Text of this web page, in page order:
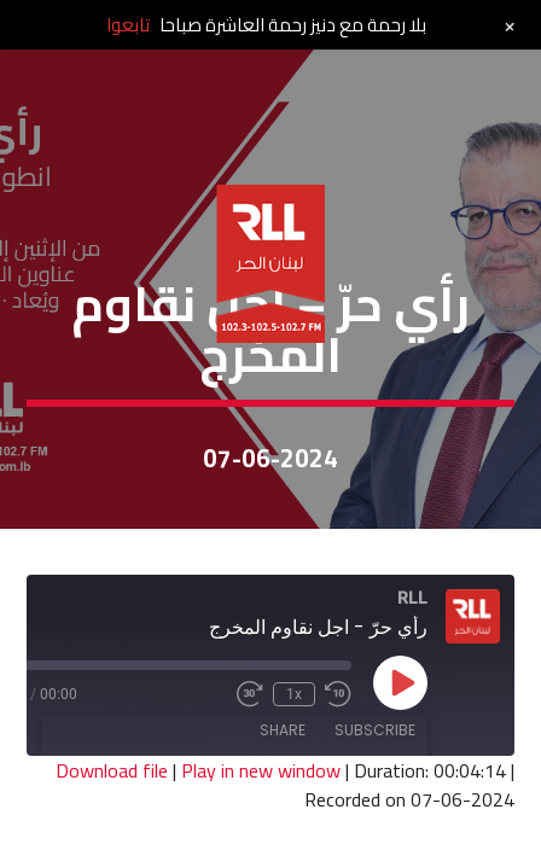
رأي حر
رأي حرّ – اجل نقاوم
المخرج
07-06-2024
RLL
رأي حرّ - اجل نقاوم المخرج
Play
Episode
Rewind
10
Seconds
1x
Fast
seconds
00:00
/
SUBSCRIBE
SHARE
SHARE
Download file| Play in new window| Duration: 00:04:14|
Recorded on 07-06-2024
بلا رحمة مع دنيز رحمة العاشرة صباحا تابعوا +